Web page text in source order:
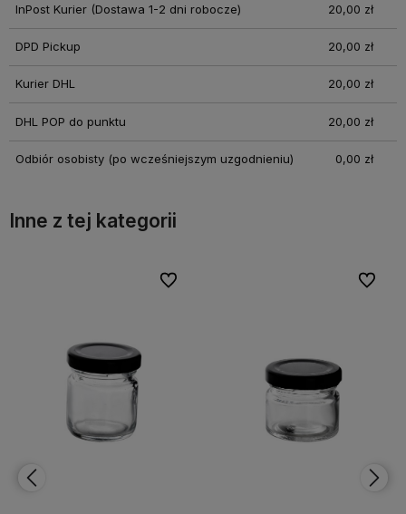
InPost Kurier(Dostawa 1-2 dni robocze) 20,00 zł
DPD Pickup 20,00 zł
Kurier DHL 20,00 zł
DHL POP do punktu 20,00 zł
Odbiór osobisty(po wcześniejszym uzgodnieniu) 0,00 zł
Inne z tej kategorii
Do ulubionych
Do ulubionych Do
Do